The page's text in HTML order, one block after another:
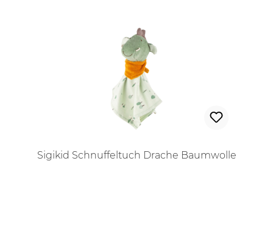
Sigikid Schnuffeltuch Drache Baumwolle